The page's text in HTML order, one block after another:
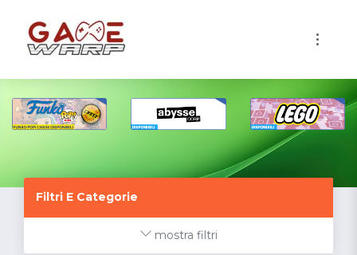
Filtri E Categorie
mostra filtri